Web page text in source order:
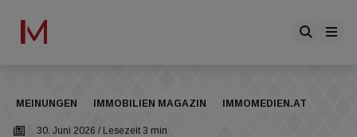
MEINUNGEN IMMOBILIEN MAGAZIN IMMOMEDIEN.AT
30. Juni 2026 / Lesezeit 3 min